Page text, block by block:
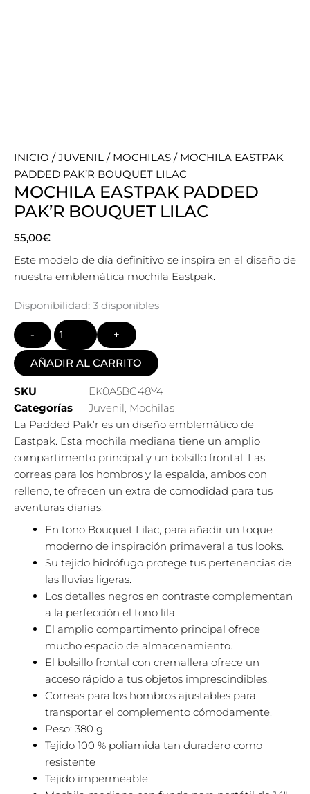
INICIO /JUVENIL / MOCHILAS / MOCHILA EASTPAK
PADDED PAK’R BOUQUET LILAC
MOCHILA EASTPAK PADDED
PAK’R BOUQUET LILAC
55,00€
Este modelo de día definitivo se inspira en el diseño de
nuestra emblemática mochila Eastpak.
Disponibilidad: 3 disponibles
Quantity
AÑADIR AL CARRITO
SKU
EK0A5BG48Y4
Categorías
Juvenil, Mochilas
La Padded Pak’r es un diseño emblemático de
Eastpak. Esta mochila mediana tiene un amplio
compartimento principal y un bolsillo frontal. Las
correas para los hombros y la espalda, ambos con
relleno, te ofrecen un extra de comodidad para tus
aventuras diarias.
En tono Bouquet Lilac, para añadir un toque
moderno de inspiración primaveral a tus looks.
Su tejido hidrófugo protege tus pertenencias de
las lluvias ligeras.
Los detalles negros en contraste complementan
a la perfección el tono lila.
El amplio compartimento principal ofrece
mucho espacio de almacenamiento.
El bolsillo frontal con cremallera ofrece un
acceso rápido a tus objetos imprescindibles.
Correas para los hombros ajustables para
transportar el complemento cómodamente.
Peso: 380 g
Tejido 100 % poliamida tan duradero como
resistente
Tejido impermeable